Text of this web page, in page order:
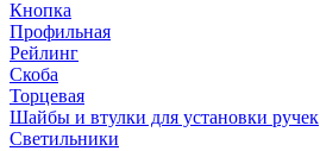
Кнопка
Профильная
Рейлинг
Скоба
Торцевая
Шайбы и втулки для установки ручек
Светильники